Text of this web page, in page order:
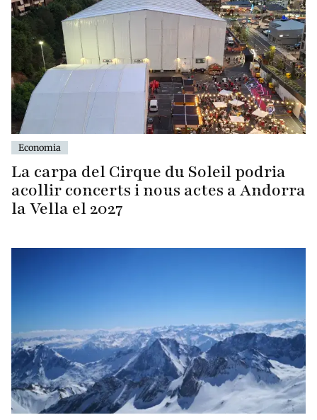
Economia
La carpa del Cirque du Soleil podria
acollir concerts i nous actes a Andorra
la Vella el 2027